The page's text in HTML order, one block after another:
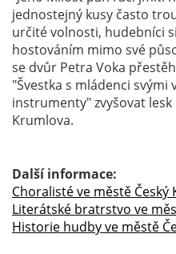
jednostejný kusy často
určité volnosti, hudebníci
hostováním mimo své
se dvůr Petra Voka
"Švestka s mládenci svými
instrumenty" zvyšovat
Krumlova.
Další informace:
Choralisté ve městě Český
Literátské bratrstvo ve
Historie hudby ve městě